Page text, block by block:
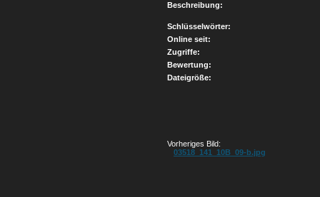
Beschreibung:
Schlüsselwörter:
Online seit:
Zugriffe:
Bewertung:
Dateigröße:
Vorheriges Bild:
03518_141_10B_09-b.jpg